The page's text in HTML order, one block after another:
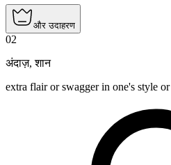
और उदाहरण
02
अंदाज़,शान
extra flair or swagger in one's style or